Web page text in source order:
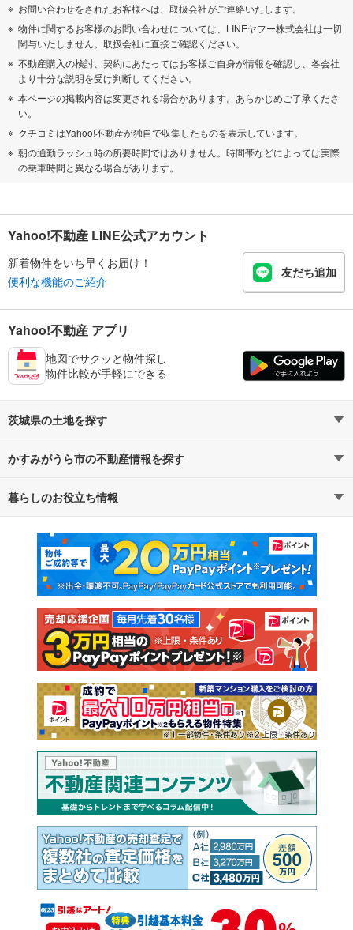
お問い合わせをされたお客様へは、取扱会社がご連絡いたします。
物件に関するお客様のお問い合わせについては、LINEヤフー株式会社は一切
関与いたしません。取扱会社に直接ご確認ください。
不動産購入の検討、契約にあたってはお客様ご自身が情報を確認し、各会社
より十分な説明を受け判断してください。
本ページの掲載内容は変更される場合があります。あらかじめご了承くださ
い。
クチコミはYahoo!不動産が独自で収集したものを表示しています。
朝の通勤ラッシュ時の所要時間ではありません。時間帯などによっては実際
の乗車時間と異なる場合があります。
Yahoo!不動産 LINE公式アカウント
新着物件をいち早くお届け！
便利な機能のご紹介
友だち追加
Yahoo!不動産 アプリ
地図でサクッと物件探し
物件比較が手軽にできる
茨城県の土地を探す
路線・駅から探す
通勤・通学時間から探す
かすみがうら市の不動産情報を探す
不動産・住宅
新築マンション 中古マンション
新築一戸建て 中古一戸建て
注文住宅 土地
売却査定
暮らしのお役立ち情報
マンションカタログ 教えて！住まいの先生